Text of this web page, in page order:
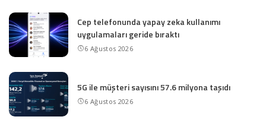
Cep telefonunda yapay zeka kullanımı
uygulamaları geride bıraktı
6 Ağustos 2026
5G ile müşteri sayısını 57.6 milyona taşıdı
6 Ağustos 2026